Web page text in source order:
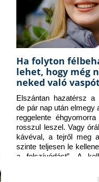
Ha folyton
lehet, hogy még
neked való
Elszántan hazatérsz a
de pár nap után elmegy
reggelente
rosszul leszel. Vagy
kávéval, a tejről meg a
szinte teljesen le
a felszívódást”. A